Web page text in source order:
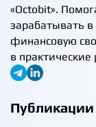
«Octobit».
зарабатывать
финансовую
в практические
Публикации